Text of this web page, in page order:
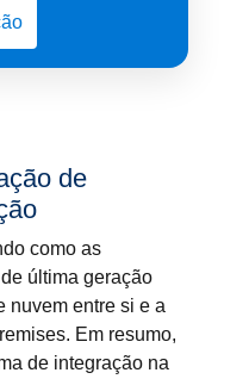
de
como as
última geração
nuvem entre si e a
Em resumo,
de integração na